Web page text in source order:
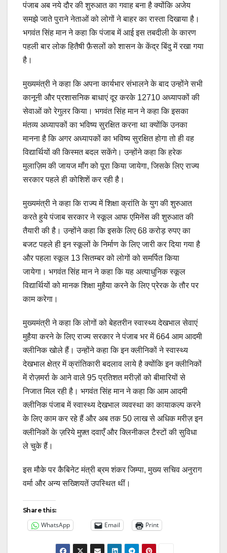
पंजाब अब नये दौर की शुरुआत का गवाह बना है क्योंकि अजेय
समझे जाते पुराने नेताओं को लोगों ने बाहर का रास्ता दिखाया है।
भगवंत सिंह मान ने कहा कि पंजाब में आई इस तबदीली के कारण
पहली बार लोक हितैषी फ़ैसलों को शासन के केंद्र बिंदु में रखा गया
है।
मुख्यमंत्री ने कहा कि अपना कार्यभार संभालने के बाद उन्होंने सभी
कानूनी और प्रशासनिक बाधाएं दूर करके 12710 अध्यापकों की
सेवाओं को रेगुलर किया। भगवंत सिंह मान ने कहा कि इसका
मंतव्य अध्यापकों का भविष्य सुरक्षित करना था क्योंकि उनका
मानना है कि अगर अध्यापकों का भविष्य सुरक्षित होगा तो ही वह
विद्यार्थियों की किस्मत बदल सकेंगे। उन्होंने कहा कि हरेक
मुलाज़िम की जायज माँग को पूरा किया जायेगा, जिसके लिए राज्य
सरकार पहले ही कोशिशें कर रही है।
मुख्यमंत्री ने कहा कि राज्य में शिक्षा क्रांति के युग की शुरुआत
करते हुये पंजाब सरकार ने स्कूल आफ एमिनेंस की शुरुआत की
तैयारी की है। उन्होंने कहा कि इसके लिए 68 करोड़ रुपए का
बजट पहले ही इन स्कूलों के निर्माण के लिए जारी कर दिया गया है
और पहला स्कूल 13 सितम्बर को लोगों को समर्पित किया
जायेगा। भगवंत सिंह मान ने कहा कि यह अत्याधुनिक स्कूल
विद्यार्थियों को मानक शिक्षा मुहैया करने के लिए प्रेरक के तौर पर
काम करेगा।
मुख्यमंत्री ने कहा कि लोगों को बेहतरीन स्वास्थ्य देखभाल सेवाएं
मुहैया करने के लिए राज्य सरकार ने पंजाब भर में 664 आम आदमी
क्लीनिक खोले हैं। उन्होंने कहा कि इन क्लीनिकों ने स्वास्थ्य
देखभाल क्षेत्र में क्रांतिकारी बदलाव लाये है क्योंकि इन क्लीनिकों
में रोज़मर्रा के आने वाले 95 प्रतिशत मरीज़ों को बीमारियों से
निजात मिल रही है। भगवंत सिंह मान ने कहा कि आम आदमी
क्लीनिक पंजाब में स्वास्थ्य देखभाल व्यवस्था का कायाकल्प करने
के लिए काम कर रहे हैं और अब तक 50 लाख से अधिक मरीज़ इन
क्लीनिकों के ज़रिये मुफ़्त दवाएँ और क्लिनीकल टैस्टों की सुविधा
ले चुके हैं।
इस मौके पर कैबिनेट मंत्री ब्रम शंकर जिम्पा, मुख्य सचिव अनुराग
वर्मा और अन्य सख्शियतें उपस्थित थीं।
Share this:
WhatsApp Email Print